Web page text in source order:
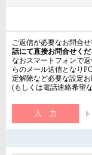
ご返信が必要なお問合
話にて直接お問合せくだ
なおスマートフォンで
らのメール送信となり
定解除など必要な設定お
(もしくは電話連絡希望
入 力